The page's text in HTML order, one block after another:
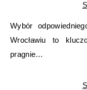
Wybór
Wrocławiu to
pragnie…